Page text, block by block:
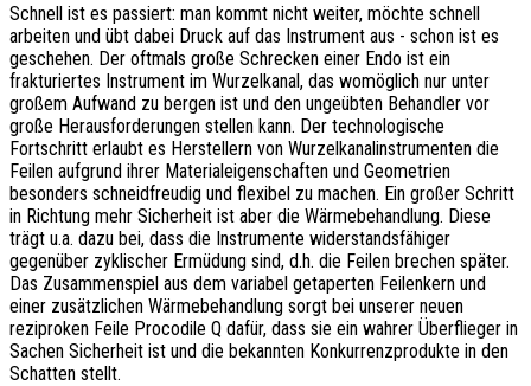
Schnell ist es passiert: man kommt nicht weiter, möchte schnell
arbeiten und übt dabei Druck auf das Instrument aus - schon ist es
geschehen. Der oftmals große Schrecken einer Endo ist ein
frakturiertes Instrument im Wurzelkanal, das womöglich nur unter
großem Aufwand zu bergen ist und den ungeübten Behandler vor
große Herausforderungen stellen kann. Der technologische
Fortschritt erlaubt es Herstellern von Wurzelkanalinstrumenten die
Feilen aufgrund ihrer Materialeigenschaften und Geometrien
besonders schneidfreudig und flexibel zu machen. Ein großer Schritt
in Richtung mehr Sicherheit ist aber die Wärmebehandlung. Diese
trägt u.a. dazu bei, dass die Instrumente widerstandsfähiger
gegenüber zyklischer Ermüdung sind, d.h. die Feilen brechen später.
Das Zusammenspiel aus dem variabel getaperten Feilenkern und
einer zusätzlichen Wärmebehandlung sorgt bei unserer neuen
reziproken Feile Procodile Q dafür, dass sie ein wahrer Überflieger in
Sachen Sicherheit ist und die bekannten Konkurrenzprodukte in den
Schatten stellt.